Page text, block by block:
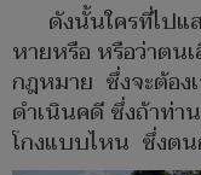
ดังนั้นใครที่ไปแ
หายหรือ หรือว่าตน
กฎหมาย ซึ่งจะต้อง
ดำเนินคดี ซึ่งถ้าท่า
โกงแบบไหน ซึ่งตน